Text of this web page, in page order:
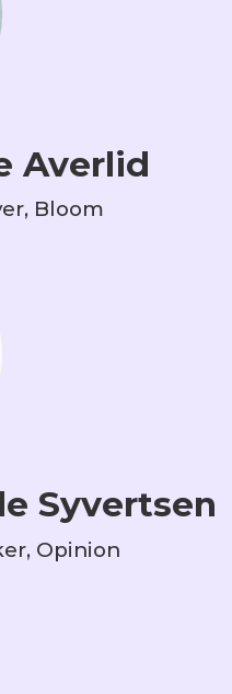
Averlid
Bloom
Syvertsen
Opinion